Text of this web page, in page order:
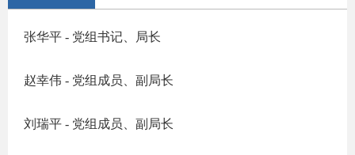
张华平 - 党组书记、局长
赵幸伟 - 党组成员、副局长
刘瑞平 - 党组成员、副局长